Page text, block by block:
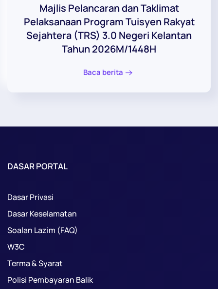
Majlis Pelancaran dan Taklimat
Pelaksanaan Program Tuisyen Rakyat
Sejahtera (TRS) 3.0 Negeri Kelantan
Tahun 2026M/1448H
Baca berita
DASAR PORTAL
Dasar Privasi
Dasar Keselamatan
Soalan Lazim (FAQ)
W3C
Terma & Syarat
Polisi Pembayaran Balik